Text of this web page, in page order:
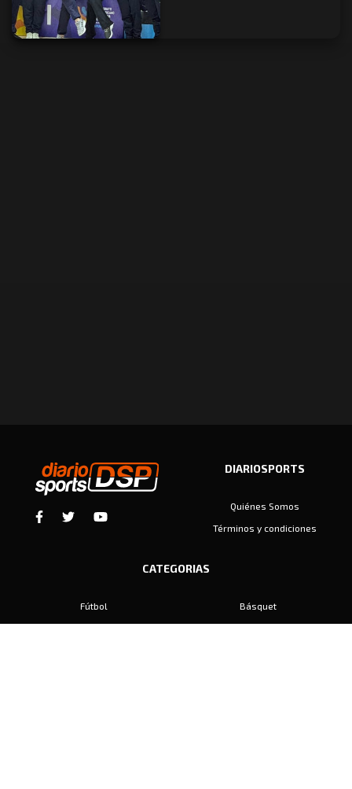
DIARIOSPORTS
Quiénes Somos
Términos y condiciones
CATEGORIAS
Fútbol
Básquet